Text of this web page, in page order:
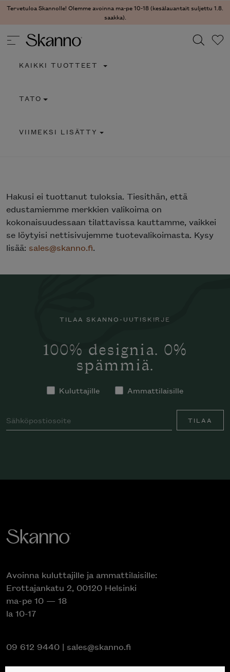
Tervetuloa Skannolle! Olemme avoinna ma-pe 10-18 (kesälauantait suljettu 1.8.
saakka).
Type 2 or more characters for results.
KAIKKI TUOTTEET
TATO
VIIMEKSI LISÄTTY
Hakusi ei tuottanut tuloksia. Tiesithän, että
edustamiemme merkkien valikoima on
kokonaisuudessaan tilattavissa kauttamme, vaikkei
se löytyisi nettisivujemme tuotevalikoimasta. Kysy
lisää: sales@skanno.fi.
TILAA SKANNO-UUTISKIRJE
100% designia. 0%
spämmiä.
Kuluttajille Ammattilaisille
TILAA
Avoinna kuluttajille ja ammattilaisille:
Erottajankatu 2, 00120 Helsinki
ma-pe 10 — 18
la 10-17
09 612 9440 | sales@skanno.fi